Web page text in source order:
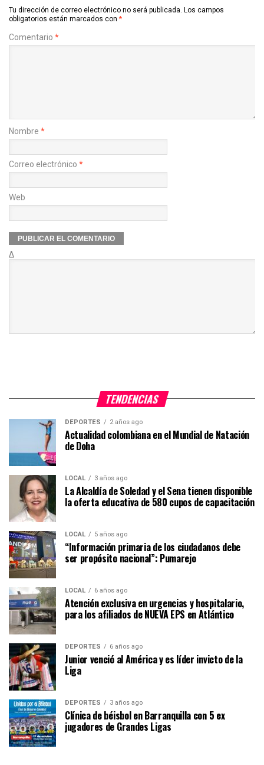
Tu dirección de correo electrónico no será publicada. Los campos
obligatorios están marcados con *
Comentario *
Nombre *
Correo electrónico *
Web
Δ
TENDENCIAS
DEPORTES 2 años ago
Actualidad colombiana en el Mundial de Natación
de Doha
LOCAL 3 años ago
La Alcaldía de Soledad y el Sena tienen disponible
la oferta educativa de 580 cupos de capacitación
LOCAL 5 años ago
“Información primaria de los ciudadanos debe
ser propósito nacional”: Pumarejo
LOCAL 6 años ago
Atención exclusiva en urgencias y hospitalario,
para los afiliados de NUEVA EPS en Atlántico
DEPORTES 6 años ago
Junior venció al América y es líder invicto de la
Liga
DEPORTES 3 años ago
Clínica de béisbol en Barranquilla con 5 ex
jugadores de Grandes Ligas